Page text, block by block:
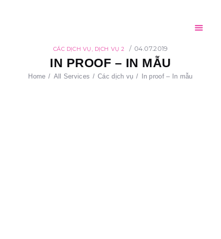
CÁC DỊCH VỤ, DỊCH VỤ 2 04.07.2019
IN PROOF – IN MẪU
Home All Services Các dịch vụ In proof – In mẫu
CỐC GIẤY FPC
AN TOÀN – THÂN THIỆN – TIỆN LỢI
Sản phẩm
Đối tác